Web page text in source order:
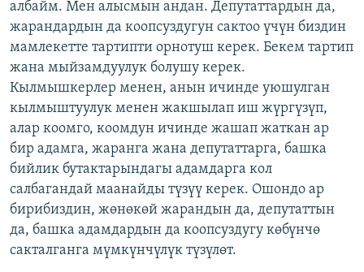
албайм. Мен алысмын андан. Депутаттардын да,
жарандардын да коопсуздугун сактоо үчүн биздин
мамлекетте тартипти орнотуш керек. Бекем тартип
жана мыйзамдуулук болушу керек.
Кылмышкерлер менен, анын ичинде уюшулган
кылмыштуулук менен жакшылап иш жүргүзүп,
алар коомго, коомдун ичинде жашап жаткан ар
бир адамга, жаранга жана депутаттарга, башка
бийлик бутактарындагы адамдарга кол
салбагандай маанайды түзүү керек. Ошондо ар
бирибиздин, жөнөкөй жарандын да, депутаттын
да, башка адамдардын да коопсуздугу көбүнчө
сакталганга мүмкүнчүлүк түзүлөт.